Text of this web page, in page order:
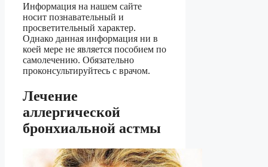
Информация на нашем сайте
носит познавательный и
просветительный характер.
Однако данная информация ни в
коей мере не является пособием по
самолечению. Обязательно
проконсультируйтесь с врачом.
Лечение
аллергической
бронхиальной астмы